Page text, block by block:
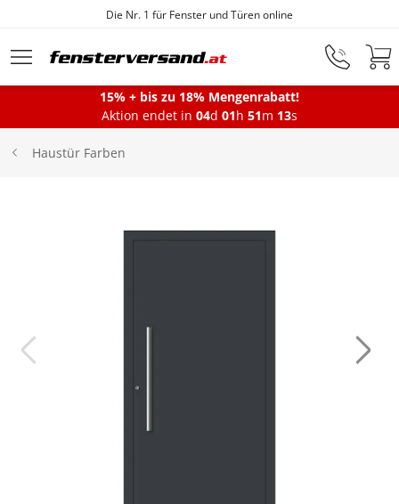
Zum Hauptinhalt springen
Die Nr. 1 für Fenster und Türen online
Fenster
15% + bis zu 18% Mengenrabatt!
Aktion endet in 04d 01h 51m 13s
Haustür Farben